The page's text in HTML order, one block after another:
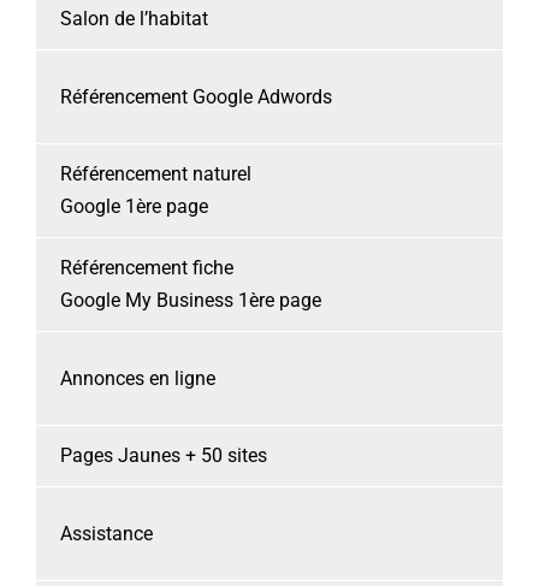
Salon de l’habitat
Référencement Google Adwords
Référencement naturel
Google 1ère page
Référencement fiche
Google My Business 1ère page
Annonces en ligne
Pages Jaunes + 50 sites
Assistance